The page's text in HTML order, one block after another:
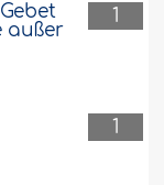
1
außer
1